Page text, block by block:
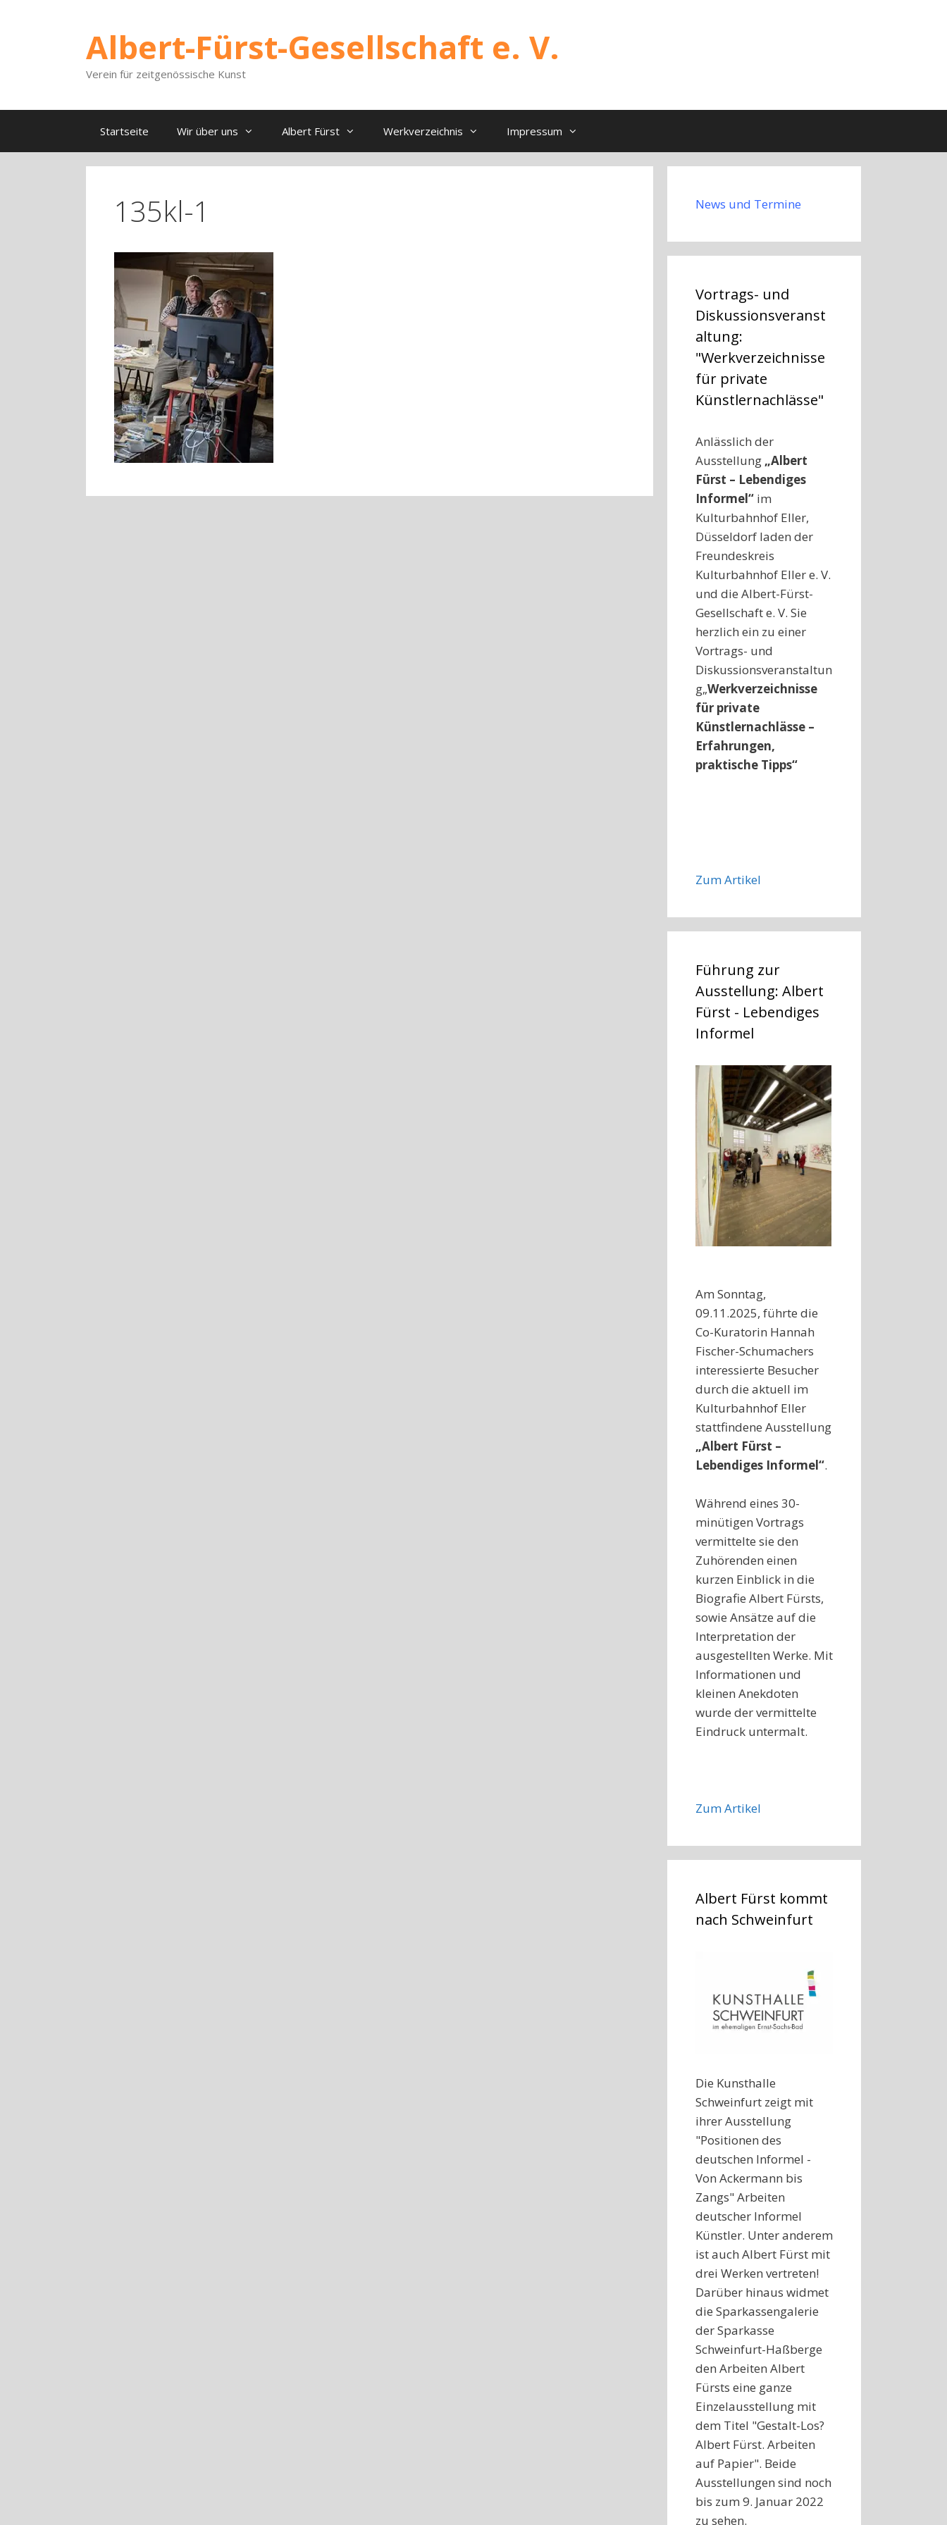
Albert-Fürst-Gesellschaft e. V.
Verein für zeitgenössische Kunst
Startseite Wir über uns Albert Fürst Werkverzeichnis Impressum
135kl-1 News und Termine
Vortrags- und
Diskussionsveranst
altung:
"Werkverzeichnisse
für private
Künstlernachlässe"
Anlässlich der
Ausstellung „Albert
Fürst – Lebendiges
Informel“ im
Kulturbahnhof Eller,
Düsseldorf laden der
Freundeskreis
Kulturbahnhof Eller e. V.
und die Albert-Fürst-
Gesellschaft e. V. Sie
herzlich ein zu einer
Vortrags- und
Diskussionsveranstaltun
g„Werkverzeichnisse
für private
Künstlernachlässe –
Erfahrungen,
praktische Tipps“
Zum Artikel
Führung zur
Ausstellung: Albert
Fürst - Lebendiges
Informel
Am Sonntag,
09.11.2025, führte die
Co-Kuratorin Hannah
Fischer-Schumachers
interessierte Besucher
durch die aktuell im
Kulturbahnhof Eller
stattfindene Ausstellung
„Albert Fürst –
Lebendiges Informel“.
Während eines 30-
minütigen Vortrags
vermittelte sie den
Zuhörenden einen
kurzen Einblick in die
Biografie Albert Fürsts,
sowie Ansätze auf die
Interpretation der
ausgestellten Werke. Mit
Informationen und
kleinen Anekdoten
wurde der vermittelte
Eindruck untermalt.
Zum Artikel
Albert Fürst kommt
nach Schweinfurt
Die Kunsthalle
Schweinfurt zeigt mit
ihrer Ausstellung
"Positionen des
deutschen Informel -
Von Ackermann bis
Zangs" Arbeiten
deutscher Informel
Künstler. Unter anderem
ist auch Albert Fürst mit
drei Werken vertreten!
Darüber hinaus widmet
die Sparkassengalerie
der Sparkasse
Schweinfurt-Haßberge
den Arbeiten Albert
Fürsts eine ganze
Einzelausstellung mit
dem Titel "Gestalt-Los?
Albert Fürst. Arbeiten
auf Papier". Beide
Ausstellungen sind noch
bis zum 9. Januar 2022
zu sehen.